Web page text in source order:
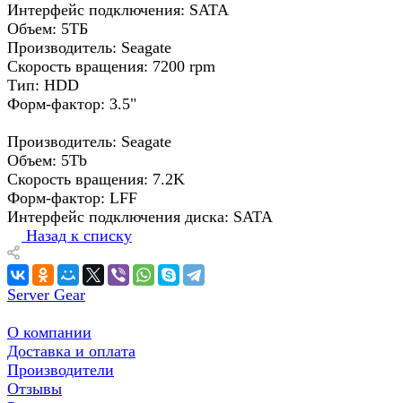
Интерфейс подключения: SATA
Объем: 5ТБ
Производитель: Seagate
Скорость вращения: 7200 rpm
Тип: HDD
Форм-фактор: 3.5"
Производитель: Seagate
Объем: 5Tb
Скорость вращения: 7.2K
Форм-фактор: LFF
Интерфейс подключения диска: SATA
Назад к списку
Server Gear
О компании
Доставка и оплата
Производители
Отзывы